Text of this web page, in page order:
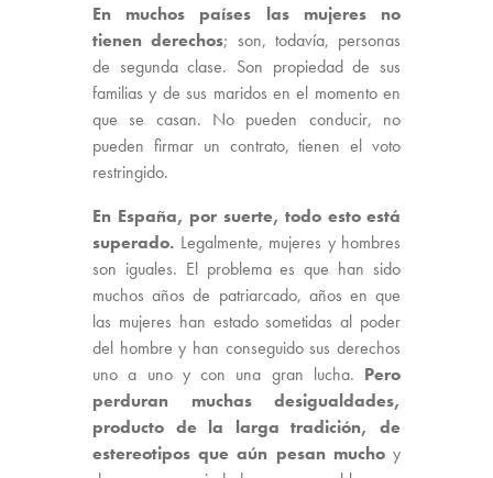
En muchos países las mujeres no
tienen derechos; son, todavía, personas
de segunda clase. Son propiedad de sus
familias y de sus maridos en el momento en
que se casan. No pueden conducir, no
pueden firmar un contrato, tienen el voto
restringido.
En España, por suerte, todo esto está
superado. Legalmente, mujeres y hombres
son iguales. El problema es que han sido
muchos años de patriarcado, años en que
las mujeres han estado sometidas al poder
del hombre y han conseguido sus derechos
uno a uno y con una gran lucha. Pero
perduran muchas desigualdades,
producto de la larga tradición, de
estereotipos que aún pesan muchoy